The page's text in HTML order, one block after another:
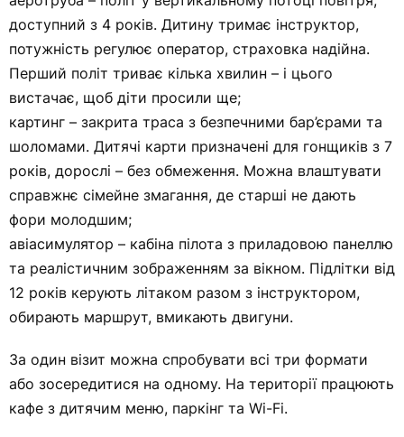
доступний з 4 років. Дитину тримає інструктор,
потужність регулює оператор, страховка надійна.
Перший політ триває кілька хвилин – і цього
вистачає, щоб діти просили ще;
картинг – закрита траса з безпечними бар’єрами та
шоломами. Дитячі карти призначені для гонщиків з 7
років, дорослі – без обмеження. Можна влаштувати
справжнє сімейне змагання, де старші не дають
фори молодшим;
авіасимулятор – кабіна пілота з приладовою панеллю
та реалістичним зображенням за вікном. Підлітки від
12 років керують літаком разом з інструктором,
обирають маршрут, вмикають двигуни.
За один візит можна спробувати всі три формати
або зосередитися на одному. На території працюють
кафе з дитячим меню, паркінг та Wi-Fi.